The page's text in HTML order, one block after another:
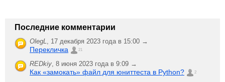
Последние комментарии
OlegL, 17 декабря 2023 года в 15:00 →
Перекличка 21
REDkiy, 8 июня 2023 года в 9:09 →
Как «замокать» файл для юниттеста в Python? 2